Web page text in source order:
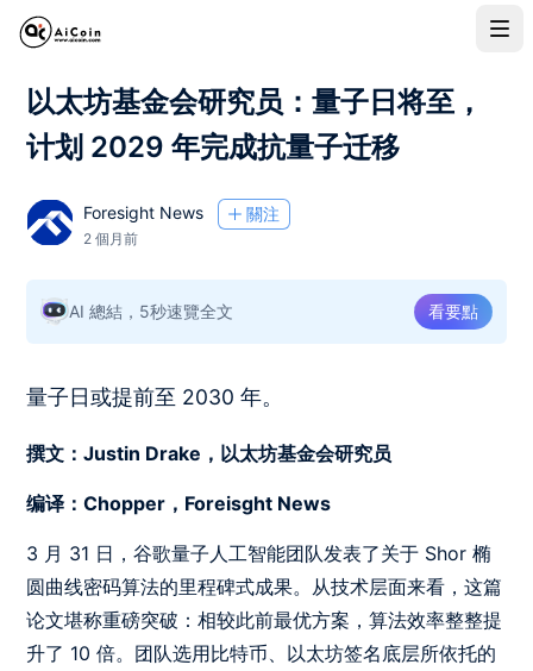
以太坊基金会研究员：量子日将至，
计划 2029 年完成抗量子迁移
Foresight News 關注
2 個月前
AI 總結，5秒速覽全文 看要點
量子日或提前至 2030 年。
撰文：Justin Drake，以太坊基金会研究员
编译：Chopper，Foreisght News
3 月 31 日，谷歌量子人工智能团队发表了关于 Shor 椭
圆曲线密码算法的里程碑式成果。从技术层面来看，这篇
论文堪称重磅突破：相较此前最优方案，算法效率整整提
升了 10 倍。团队选用比特币、以太坊签名底层所依托的